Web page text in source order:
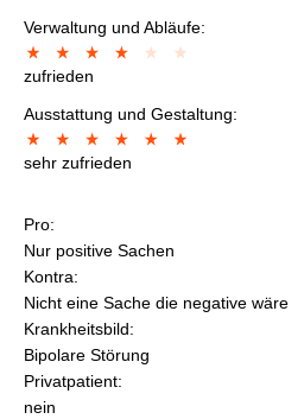
Verwaltung und Abläufe:
zufrieden
Ausstattung und Gestaltung:
sehr zufrieden
Pro:
Nur positive Sachen
Kontra:
Nicht eine Sache die negative wäre
Krankheitsbild:
Bipolare Störung
Privatpatient:
nein